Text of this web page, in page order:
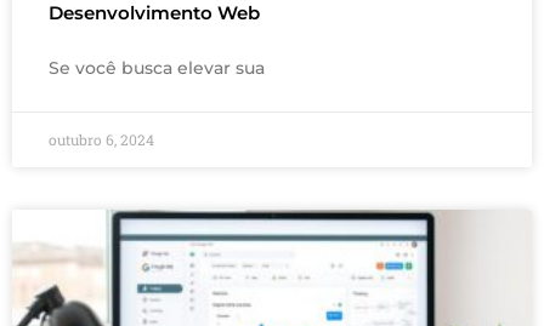
Desenvolvimento Web
Se você busca elevar sua
outubro 6, 2024